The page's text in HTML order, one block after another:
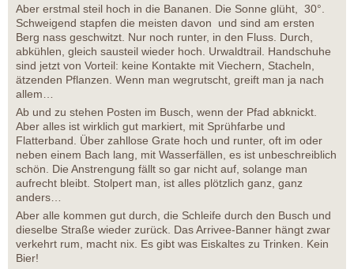
Aber erstmal steil hoch in die Bananen. Die Sonne glüht, 30°.
Schweigend stapfen die meisten davon und sind am ersten
Berg nass geschwitzt. Nur noch runter, in den Fluss. Durch,
abkühlen, gleich sausteil wieder hoch. Urwaldtrail. Handschuhe
sind jetzt von Vorteil: keine Kontakte mit Viechern, Stacheln,
ätzenden Pflanzen. Wenn man wegrutscht, greift man ja nach
allem…
Ab und zu stehen Posten im Busch, wenn der Pfad abknickt.
Aber alles ist wirklich gut markiert, mit Sprühfarbe und
Flatterband. Über zahllose Grate hoch und runter, oft im oder
neben einem Bach lang, mit Wasserfällen, es ist unbeschreiblich
schön. Die Anstrengung fällt so gar nicht auf, solange man
aufrecht bleibt. Stolpert man, ist alles plötzlich ganz, ganz
anders…
Aber alle kommen gut durch, die Schleife durch den Busch und
dieselbe Straße wieder zurück. Das Arrivee-Banner hängt zwar
verkehrt rum, macht nix. Es gibt was Eiskaltes zu Trinken. Kein
Bier!